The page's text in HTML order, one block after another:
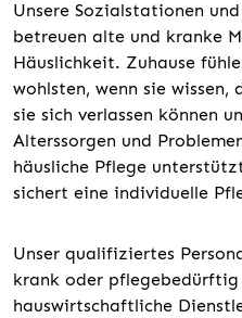
Unsere Sozialstationen
betreuen alte und kranke
Häuslichkeit. Zuhause
wohlsten, wenn sie
sie sich verlassen können
Alterssorgen und
häusliche Pflege
sichert eine individuelle
Unser qualifiziertes
krank oder
hauswirtschaftliche